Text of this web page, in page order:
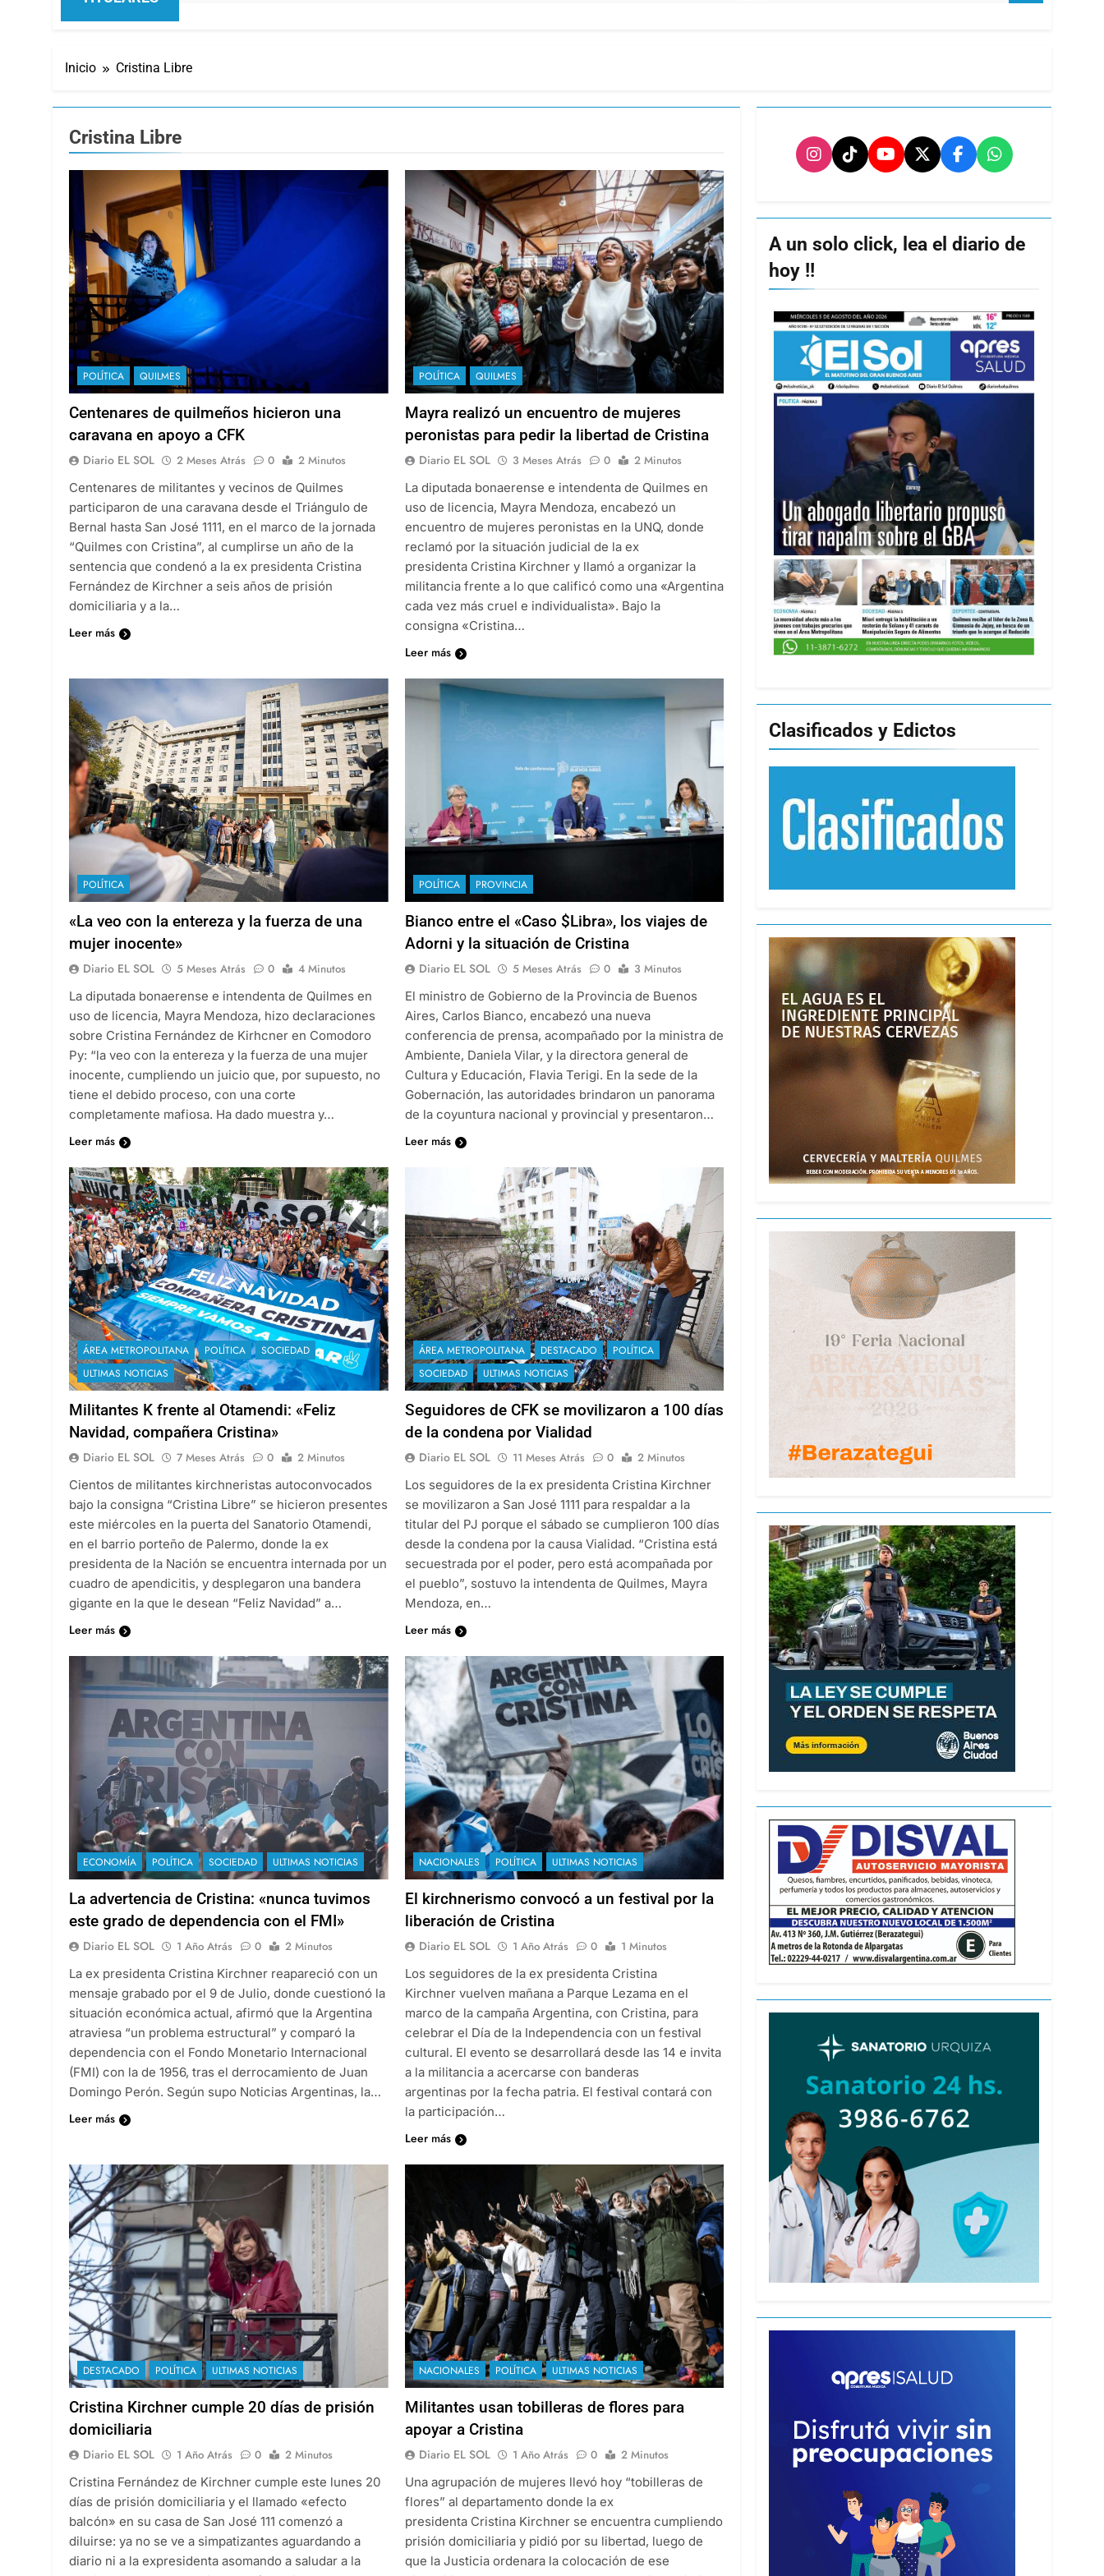
Inicio Cristina Libre
Cristina Libre
POLÍTICA QUILMES
Centenares de quilmeños hicieron una
caravana en apoyo a CFK
Diario EL SOL 2 Meses Atrás 0
2 Minutos
Centenares de militantes y vecinos de Quilmes
participaron de una caravana desde el Triángulo de
Bernal hasta San José 1111, en el marco de la jornada
“Quilmes con Cristina”, al cumplirse un año de la
sentencia que condenó a la ex presidenta Cristina
Fernández de Kirchner a seis años de prisión
domiciliaria y a la…
Leer más
POLÍTICA QUILMES
Mayra realizó un encuentro de mujeres
peronistas para pedir la libertad de Cristina
Diario EL SOL 3 Meses Atrás 0
2 Minutos
La diputada bonaerense e intendenta de Quilmes en
uso de licencia, Mayra Mendoza, encabezó un
encuentro de mujeres peronistas en la UNQ, donde
reclamó por la situación judicial de la ex
presidenta Cristina Kirchner y llamó a organizar la
militancia frente a lo que calificó como una «Argentina
cada vez más cruel e individualista». Bajo la
consigna «Cristina…
Leer más
POLÍTICA
«La veo con la entereza y la fuerza de una
mujer inocente»
Diario EL SOL 5 Meses Atrás 0
4 Minutos
La diputada bonaerense e intendenta de Quilmes en
uso de licencia, Mayra Mendoza, hizo declaraciones
sobre Cristina Fernández de Kirhcner en Comodoro
Py: “la veo con la entereza y la fuerza de una mujer
inocente, cumpliendo un juicio que, por supuesto, no
tiene el debido proceso, con una corte
completamente mafiosa. Ha dado muestra y…
Leer más
POLÍTICA PROVINCIA
Bianco entre el «Caso $Libra», los viajes de
Adorni y la situación de Cristina
Diario EL SOL 5 Meses Atrás 0
3 Minutos
El ministro de Gobierno de la Provincia de Buenos
Aires, Carlos Bianco, encabezó una nueva
conferencia de prensa, acompañado por la ministra de
Ambiente, Daniela Vilar, y la directora general de
Cultura y Educación, Flavia Terigi. En la sede de la
Gobernación, las autoridades brindaron un panorama
de la coyuntura nacional y provincial y presentaron…
Leer más
ÁREA METROPOLITANA POLÍTICA
SOCIEDAD
ULTIMAS NOTICIAS
Militantes K frente al Otamendi: «Feliz
Navidad, compañera Cristina»
Diario EL SOL 7 Meses Atrás 0
2 Minutos
Cientos de militantes kirchneristas autoconvocados
bajo la consigna “Cristina Libre” se hicieron presentes
este miércoles en la puerta del Sanatorio Otamendi,
en el barrio porteño de Palermo, donde la ex
presidenta de la Nación se encuentra internada por un
cuadro de apendicitis, y desplegaron una bandera
gigante en la que le desean “Feliz Navidad” a…
Leer más
ÁREA METROPOLITANA DESTACADO
POLÍTICA
SOCIEDAD
ULTIMAS NOTICIAS
Seguidores de CFK se movilizaron a 100 días
de la condena por Vialidad
Diario EL SOL 11 Meses Atrás 0
2 Minutos
Los seguidores de la ex presidenta Cristina Kirchner
se movilizaron a San José 1111 para respaldar a la
titular del PJ porque el sábado se cumplieron 100 días
desde la condena por la causa Vialidad. “Cristina está
secuestrada por el poder, pero está acompañada por
el pueblo”, sostuvo la intendenta de Quilmes, Mayra
Mendoza, en…
Leer más
ECONOMÍA POLÍTICA SOCIEDAD ULTIMAS NOTICIAS
La advertencia de Cristina: «nunca tuvimos
este grado de dependencia con el FMI»
Diario EL SOL 1 Año Atrás 0
2 Minutos
La ex presidenta Cristina Kirchner reapareció con un
mensaje grabado por el 9 de Julio, donde cuestionó la
situación económica actual, afirmó que la Argentina
atraviesa “un problema estructural” y comparó la
dependencia con el Fondo Monetario Internacional
(FMI) con la de 1956, tras el derrocamiento de Juan
Domingo Perón. Según supo Noticias Argentinas, la…
Leer más
NACIONALES POLÍTICA ULTIMAS NOTICIAS
El kirchnerismo convocó a un festival por la
liberación de Cristina
Diario EL SOL 1 Año Atrás 0
1 Minutos
Los seguidores de la ex presidenta Cristina
Kirchner vuelven mañana a Parque Lezama en el
marco de la campaña Argentina, con Cristina, para
celebrar el Día de la Independencia con un festival
cultural. El evento se desarrollará desde las 14 e invita
a la militancia a acercarse con banderas
argentinas por la fecha patria. El festival contará con
la participación…
Leer más
DESTACADO POLÍTICA ULTIMAS NOTICIAS
Cristina Kirchner cumple 20 días de prisión
domiciliaria
Diario EL SOL 1 Año Atrás 0
2 Minutos
Cristina Fernández de Kirchner cumple este lunes 20
días de prisión domiciliaria y el llamado «efecto
balcón» en su casa de San José 111 comenzó a
diluirse: ya no se ve a simpatizantes aguardando a
diario ni a la expresidenta asomando a saludar a la
NACIONALES POLÍTICA ULTIMAS NOTICIAS
Militantes usan tobilleras de flores para
apoyar a Cristina
Diario EL SOL 1 Año Atrás 0
2 Minutos
Una agrupación de mujeres llevó hoy “tobilleras de
flores” al departamento donde la ex
presidenta Cristina Kirchner se encuentra cumpliendo
prisión domiciliaria y pidió por su libertad, luego de
que la Justicia ordenara la colocación de ese
A un solo click, lea el diario de
hoy !!
Clasificados y Edictos